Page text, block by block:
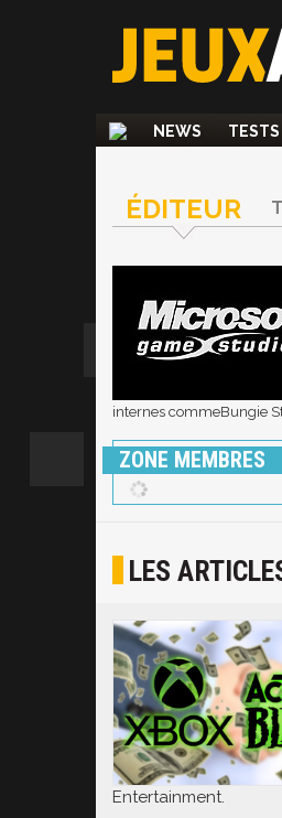
NEWS TESTS
ÉDITEUR
internes commeBungie
ZONE MEMBRES
LES
Entertainment.